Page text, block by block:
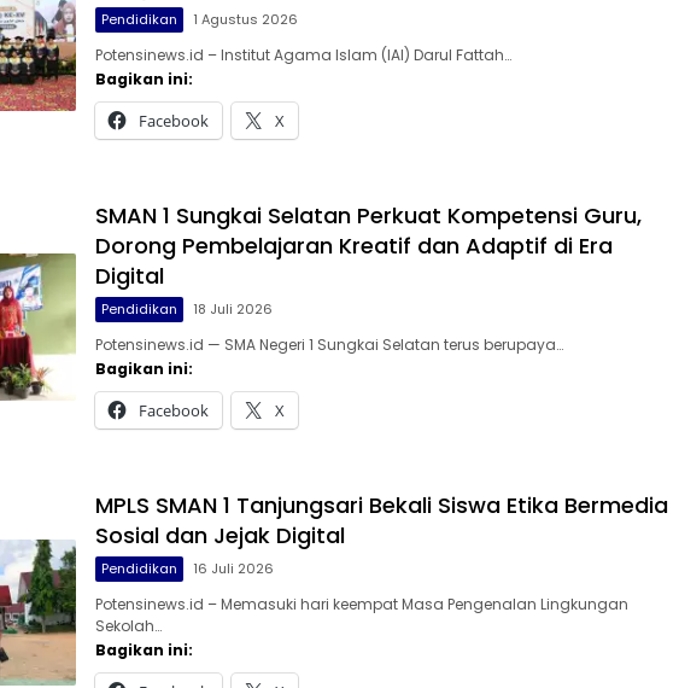
Pendidikan 1 Agustus 2026
Potensinews.id – Institut Agama Islam (IAI) Darul Fattah…
Bagikan ini:
Facebook X
SMAN 1 Sungkai Selatan Perkuat Kompetensi Guru,
Dorong Pembelajaran Kreatif dan Adaptif di Era
Digital
Pendidikan 18 Juli 2026
Potensinews.id — SMA Negeri 1 Sungkai Selatan terus berupaya…
Bagikan ini:
Facebook X
MPLS SMAN 1 Tanjungsari Bekali Siswa Etika Bermedia
Sosial dan Jejak Digital
Pendidikan 16 Juli 2026
Potensinews.id – Memasuki hari keempat Masa Pengenalan Lingkungan
Sekolah…
Bagikan ini: